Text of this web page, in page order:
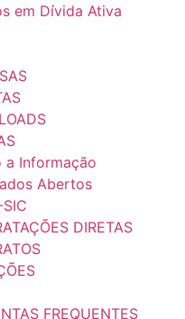
em Dívida Ativa
a Informação
Abertos
DIRETAS
FREQUENTES